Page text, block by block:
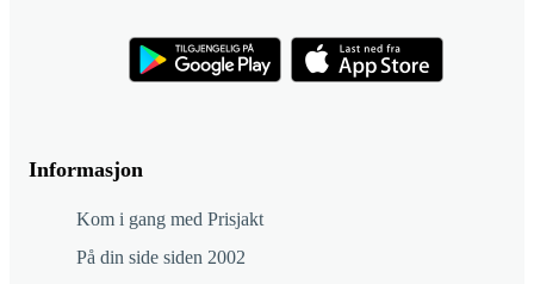
Informasjon
Kom i gang med Prisjakt
På din side siden 2002